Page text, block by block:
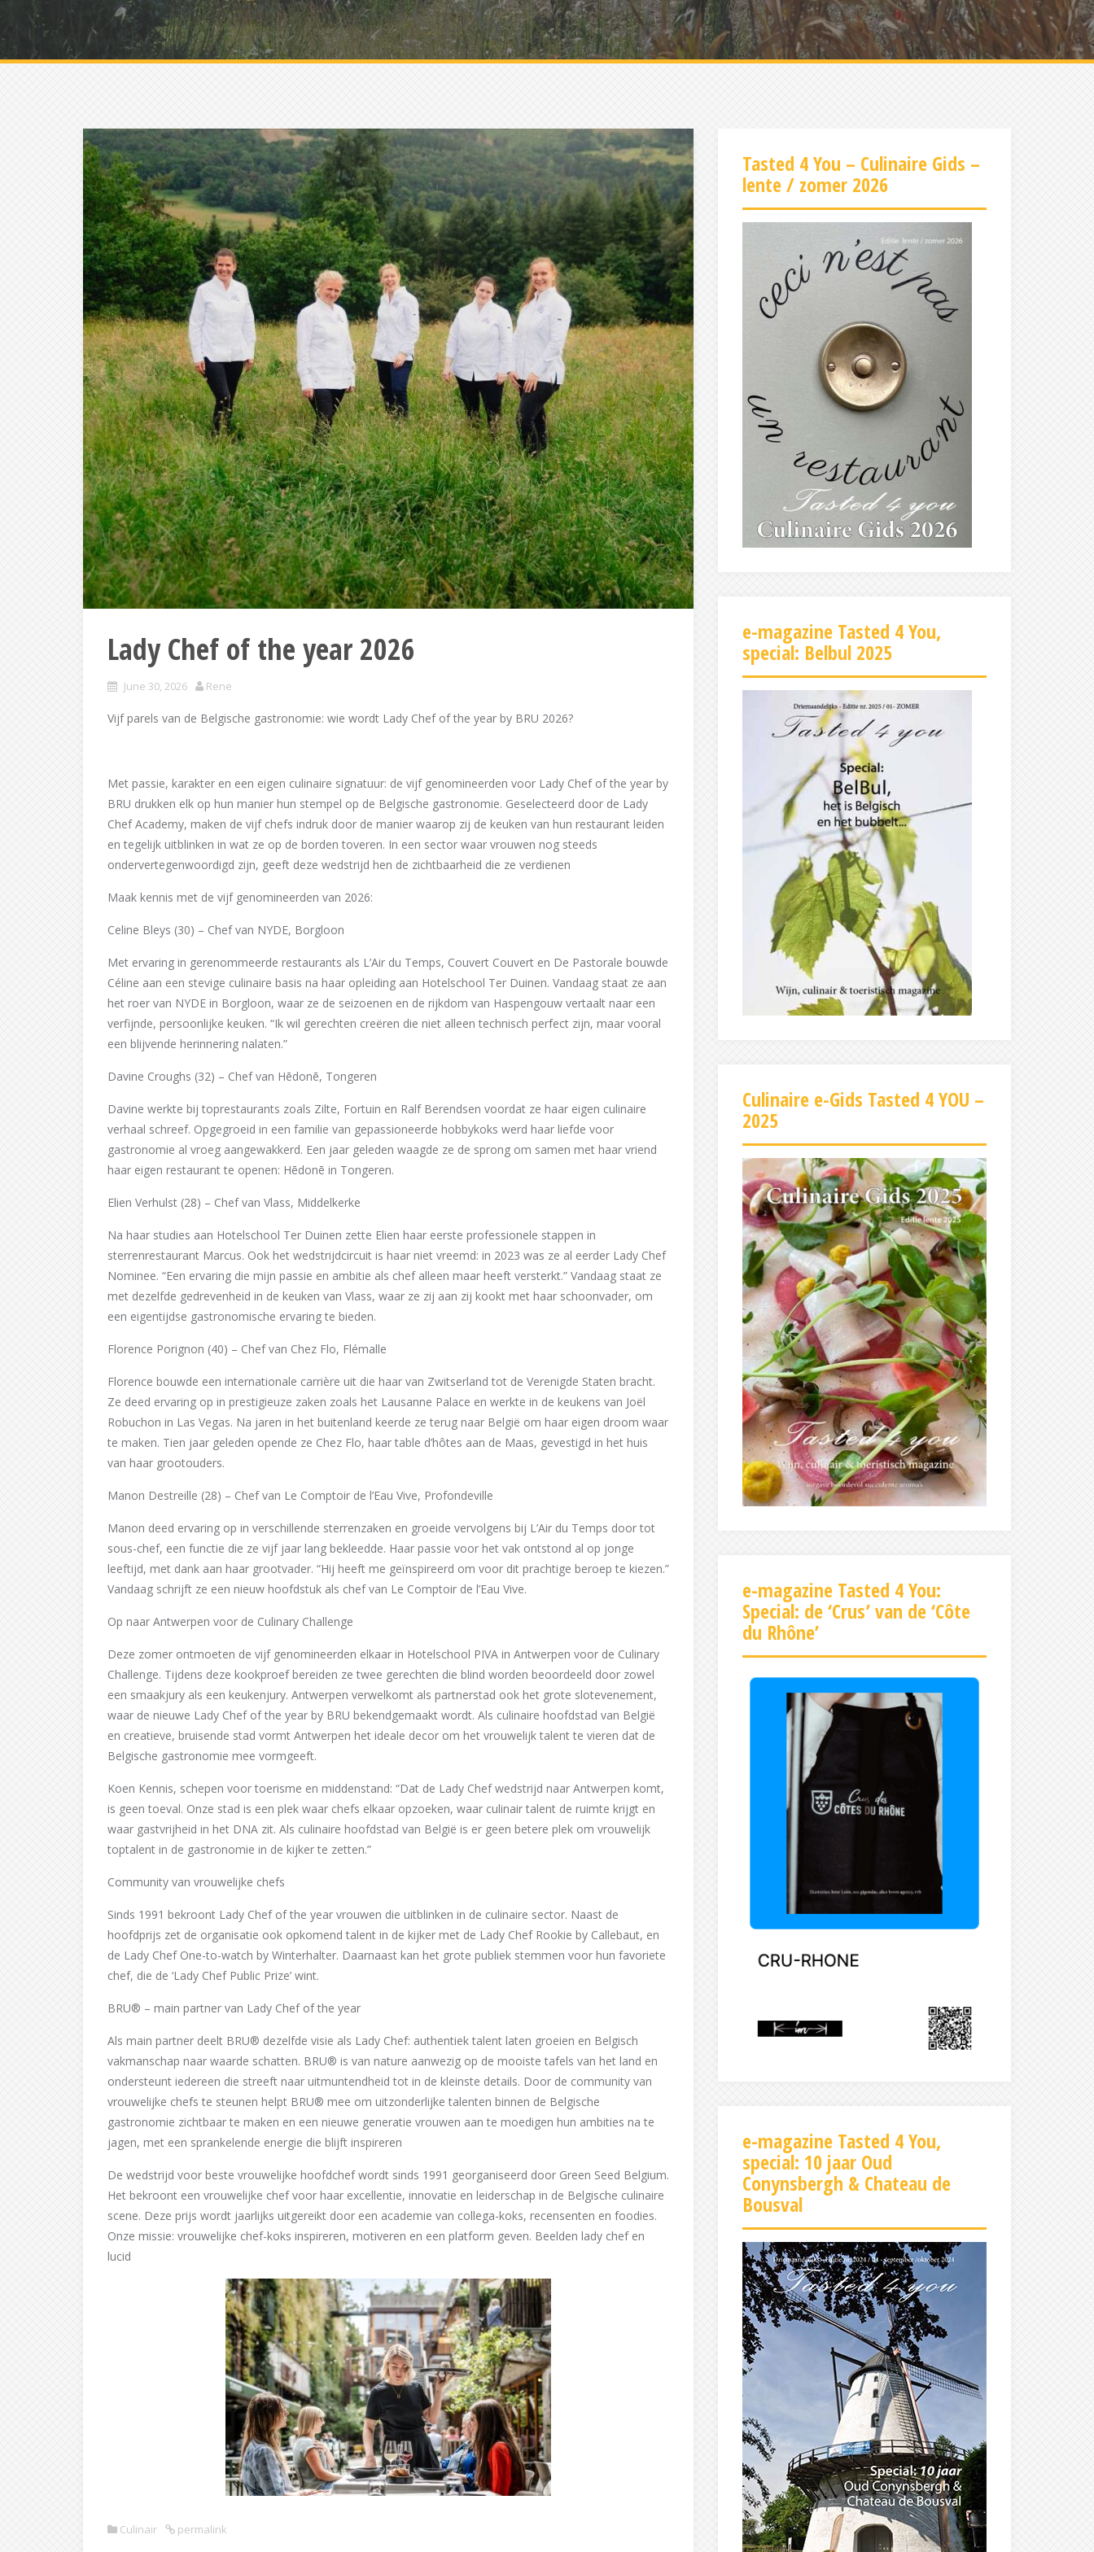
Lady Chef of the year 2026
June 30, 2026 Rene
Vijf parels van de Belgische gastronomie: wie wordt Lady Chef of the year by BRU 2026?
Met passie, karakter en een eigen culinaire signatuur: de vijf genomineerden voor Lady Chef of the year by
BRU drukken elk op hun manier hun stempel op de Belgische gastronomie. Geselecteerd door de Lady
Chef Academy, maken de vijf chefs indruk door de manier waarop zij de keuken van hun restaurant leiden
en tegelijk uitblinken in wat ze op de borden toveren. In een sector waar vrouwen nog steeds
ondervertegenwoordigd zijn, geeft deze wedstrijd hen de zichtbaarheid die ze verdienen
Maak kennis met de vijf genomineerden van 2026:
Celine Bleys (30) – Chef van NYDE, Borgloon
Met ervaring in gerenommeerde restaurants als L’Air du Temps, Couvert Couvert en De Pastorale bouwde
Céline aan een stevige culinaire basis na haar opleiding aan Hotelschool Ter Duinen. Vandaag staat ze aan
het roer van NYDE in Borgloon, waar ze de seizoenen en de rijkdom van Haspengouw vertaalt naar een
verfijnde, persoonlijke keuken. “Ik wil gerechten creëren die niet alleen technisch perfect zijn, maar vooral
een blijvende herinnering nalaten.”
Davine Croughs (32) – Chef van Hēdonē, Tongeren
Davine werkte bij toprestaurants zoals Zilte, Fortuin en Ralf Berendsen voordat ze haar eigen culinaire
verhaal schreef. Opgegroeid in een familie van gepassioneerde hobbykoks werd haar liefde voor
gastronomie al vroeg aangewakkerd. Een jaar geleden waagde ze de sprong om samen met haar vriend
haar eigen restaurant te openen: Hēdonē in Tongeren.
Elien Verhulst (28) – Chef van Vlass, Middelkerke
Na haar studies aan Hotelschool Ter Duinen zette Elien haar eerste professionele stappen in
sterrenrestaurant Marcus. Ook het wedstrijdcircuit is haar niet vreemd: in 2023 was ze al eerder Lady Chef
Nominee. “Een ervaring die mijn passie en ambitie als chef alleen maar heeft versterkt.” Vandaag staat ze
met dezelfde gedrevenheid in de keuken van Vlass, waar ze zij aan zij kookt met haar schoonvader, om
een eigentijdse gastronomische ervaring te bieden.
Florence Porignon (40) – Chef van Chez Flo, Flémalle
Florence bouwde een internationale carrière uit die haar van Zwitserland tot de Verenigde Staten bracht.
Ze deed ervaring op in prestigieuze zaken zoals het Lausanne Palace en werkte in de keukens van Joël
Robuchon in Las Vegas. Na jaren in het buitenland keerde ze terug naar België om haar eigen droom waar
te maken. Tien jaar geleden opende ze Chez Flo, haar table d’hôtes aan de Maas, gevestigd in het huis
van haar grootouders.
Manon Destreille (28) – Chef van Le Comptoir de l’Eau Vive, Profondeville
Manon deed ervaring op in verschillende sterrenzaken en groeide vervolgens bij L’Air du Temps door tot
sous-chef, een functie die ze vijf jaar lang bekleedde. Haar passie voor het vak ontstond al op jonge
leeftijd, met dank aan haar grootvader. “Hij heeft me geïnspireerd om voor dit prachtige beroep te kiezen.”
Vandaag schrijft ze een nieuw hoofdstuk als chef van Le Comptoir de l’Eau Vive.
Op naar Antwerpen voor de Culinary Challenge
Deze zomer ontmoeten de vijf genomineerden elkaar in Hotelschool PIVA in Antwerpen voor de Culinary
Challenge. Tijdens deze kookproef bereiden ze twee gerechten die blind worden beoordeeld door zowel
een smaakjury als een keukenjury. Antwerpen verwelkomt als partnerstad ook het grote slotevenement,
waar de nieuwe Lady Chef of the year by BRU bekendgemaakt wordt. Als culinaire hoofdstad van België
en creatieve, bruisende stad vormt Antwerpen het ideale decor om het vrouwelijk talent te vieren dat de
Belgische gastronomie mee vormgeeft.
Koen Kennis, schepen voor toerisme en middenstand: “Dat de Lady Chef wedstrijd naar Antwerpen komt,
is geen toeval. Onze stad is een plek waar chefs elkaar opzoeken, waar culinair talent de ruimte krijgt en
waar gastvrijheid in het DNA zit. Als culinaire hoofdstad van België is er geen betere plek om vrouwelijk
toptalent in de gastronomie in de kijker te zetten.”
Community van vrouwelijke chefs
Sinds 1991 bekroont Lady Chef of the year vrouwen die uitblinken in de culinaire sector. Naast de
hoofdprijs zet de organisatie ook opkomend talent in de kijker met de Lady Chef Rookie by Callebaut, en
de Lady Chef One-to-watch by Winterhalter. Daarnaast kan het grote publiek stemmen voor hun favoriete
chef, die de ‘Lady Chef Public Prize’ wint.
BRU® – main partner van Lady Chef of the year
Als main partner deelt BRU® dezelfde visie als Lady Chef: authentiek talent laten groeien en Belgisch
vakmanschap naar waarde schatten. BRU® is van nature aanwezig op de mooiste tafels van het land en
ondersteunt iedereen die streeft naar uitmuntendheid tot in de kleinste details. Door de community van
vrouwelijke chefs te steunen helpt BRU® mee om uitzonderlijke talenten binnen de Belgische
gastronomie zichtbaar te maken en een nieuwe generatie vrouwen aan te moedigen hun ambities na te
jagen, met een sprankelende energie die blijft inspireren
De wedstrijd voor beste vrouwelijke hoofdchef wordt sinds 1991 georganiseerd door Green Seed Belgium.
Het bekroont een vrouwelijke chef voor haar excellentie, innovatie en leiderschap in de Belgische culinaire
scene. Deze prijs wordt jaarlijks uitgereikt door een academie van collega-koks, recensenten en foodies.
Onze missie: vrouwelijke chef-koks inspireren, motiveren en een platform geven. Beelden lady chef en
lucid
Culinair permalink
Tasted 4 You – Culinaire Gids –
lente / zomer 2026
e-magazine Tasted 4 You,
special: Belbul 2025
Culinaire e-Gids Tasted 4 YOU –
2025
e-magazine Tasted 4 You:
Special: de ‘Crus’ van de ‘Côte
du Rhône’
e-magazine Tasted 4 You,
special: 10 jaar Oud
Conynsbergh & Chateau de
Bousval